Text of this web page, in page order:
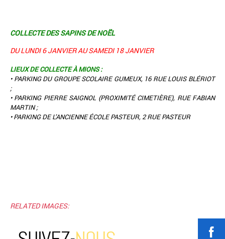
COLLECTE DES SAPINS DE NOËL
DU LUNDI 6 JANVIER AU SAMEDI 18 JANVIER
LIEUX DE COLLECTE À MIONS :
• PARKING DU GROUPE SCOLAIRE GUMEUX, 16 RUE LOUIS BLÉRIOT
;
• PARKING PIERRE SAIGNOL (PROXIMITÉ CIMETIÈRE), RUE FABIAN
MARTIN ;
• PARKING DE L’ANCIENNE ÉCOLE PASTEUR, 2 RUE PASTEUR
RELATED IMAGES: